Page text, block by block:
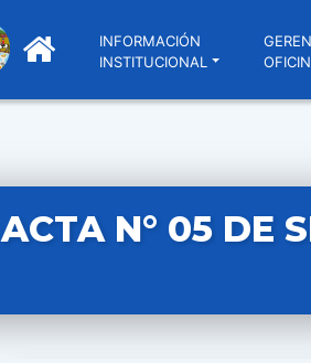
INFORMACIÓN
INSTITUCIONAL
ACTA N° 05 DE